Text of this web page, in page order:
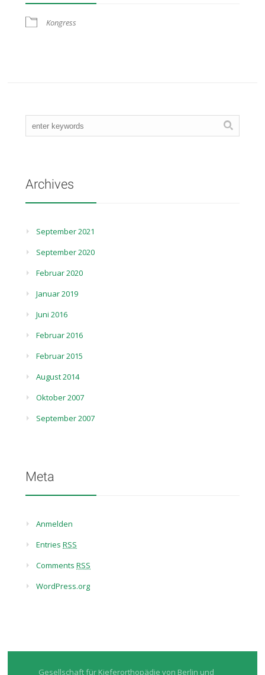
Kongress
Archives
September 2021
September 2020
Februar 2020
Januar 2019
Juni 2016
Februar 2016
Februar 2015
August 2014
Oktober 2007
September 2007
Meta
Anmelden
EntriesRSS
CommentsRSS
WordPress.org
Gesellschaft für Kieferorthopädie von Berlin und